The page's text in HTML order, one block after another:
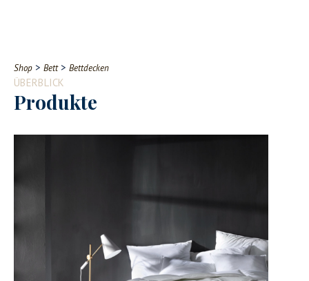
Contact
Shop > Bett> Bettdecken
ÜBERBLICK
Produkte